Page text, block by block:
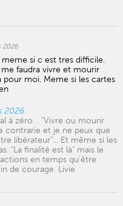
2026
si c est tres difficile.
me faudra vivre et mourir
moi. Meme si les cartes
2026
à zéro. . "Vivre ou mourir
contrarie et je ne peux que
libérateur"... Et même si les
"La finalité est là" mais le
en temps qu'être
de courage. Livie